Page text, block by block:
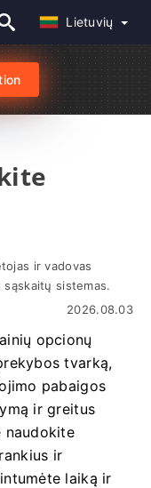
Lietuvių
ir vadovas
sistemas.
2026.08.03
opcionų
tvarką,
pabaigos
ir greitus
naudokite
ir
laiką ir